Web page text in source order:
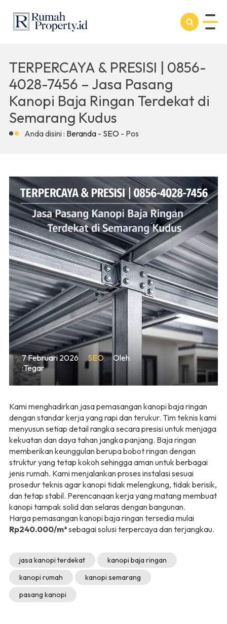
TERPERCAYA & PRESISI | 0856-
4028-7456 – Jasa Pasang
Kanopi Baja Ringan Terdekat di
Semarang Kudus
Anda disini : Beranda - SEO - Pos
7 Februari 2026 SEO
Oleh
:Tegar
Kami menghadirkan jasa pemasangan kanopi baja ringan
dengan standar kerja yang rapi dan terukur. Tim teknis kami
menyusun setiap detail rangka secara presisi untuk menjaga
kekuatan dan daya tahan jangka panjang. Baja ringan
memberikan keunggulan berupa bobot ringan dengan
struktur yang tetap kokoh sehingga aman untuk berbagai
jenis rumah. Kami menjalankan proses instalasi sesuai
prosedur teknis agar kanopi tidak melengkung, tidak berisik,
dan tetap stabil. Perencanaan kerja yang matang membuat
kanopi tampak solid dan selaras dengan bangunan.
Harga pemasangan kanopi baja ringan tersedia mulai
Rp240.000/m²sebagai solusi terpercaya dan terjangkau.
jasa kanopi terdekat
kanopi baja ringan
kanopi rumah
kanopi semarang
pasang kanopi